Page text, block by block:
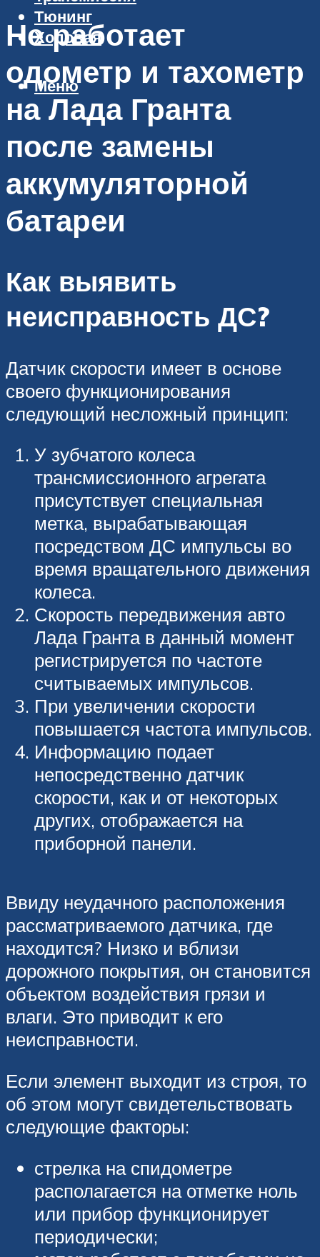
Тюнинг
Ходовая
Меню
Не работает
одометр и тахометр
на Лада Гранта
после замены
аккумуляторной
батареи
Как выявить
неисправность ДС?
Датчик скорости имеет в основе
своего функционирования
следующий несложный принцип:
У зубчатого колеса
трансмиссионного агрегата
присутствует специальная
метка, вырабатывающая
посредством ДС импульсы во
время вращательного движения
колеса.
Скорость передвижения авто
Лада Гранта в данный момент
регистрируется по частоте
считываемых импульсов.
При увеличении скорости
повышается частота импульсов.
Информацию подает
непосредственно датчик
скорости, как и от некоторых
других, отображается на
приборной панели.
Ввиду неудачного расположения
рассматриваемого датчика, где
находится? Низко и вблизи
дорожного покрытия, он становится
объектом воздействия грязи и
влаги. Это приводит к его
неисправности.
Если элемент выходит из строя, то
об этом могут свидетельствовать
следующие факторы:
стрелка на спидометре
располагается на отметке ноль
или прибор функционирует
периодически;